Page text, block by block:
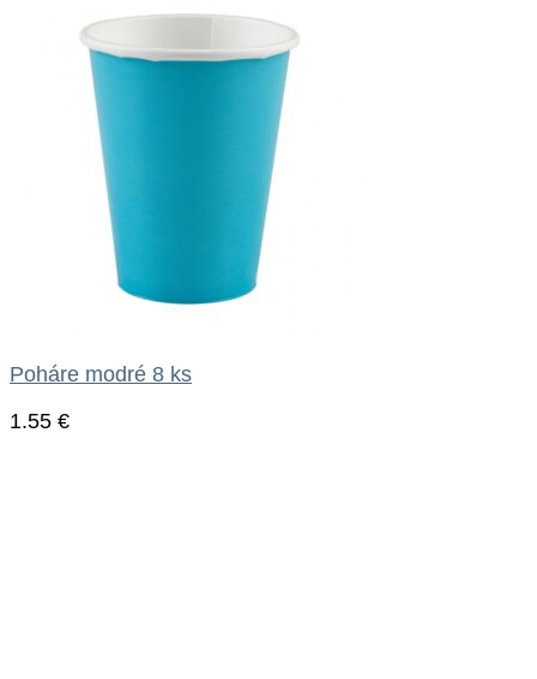
Poháre modré 8 ks
1.55 €